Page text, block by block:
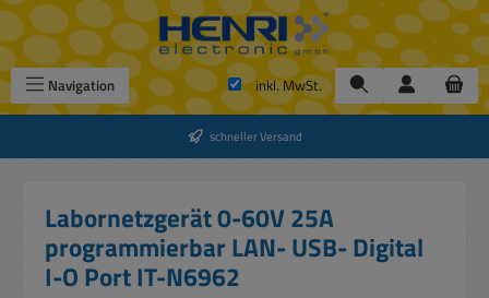
Zum Hauptinhalt springen
Navigation inkl. MwSt.
schneller Versand
Labornetzgerät 0-60V 25A
programmierbar LAN- USB- Digital
I-O Port IT-N6962